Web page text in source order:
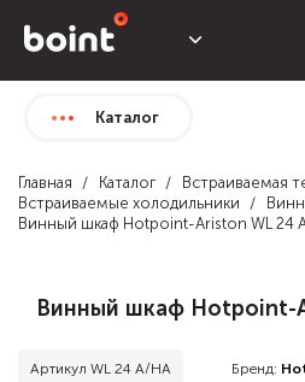
Каталог
Главная Каталог
Встраиваемая
Встраиваемые холодильники
Винный шкаф Hotpoint-Ariston WL 24
Винный шкаф Hotpoint-
Артикул WL 24 A/HA Бренд: